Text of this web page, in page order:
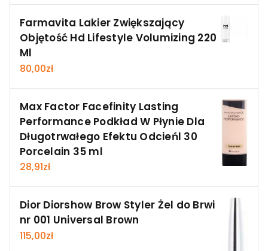
Farmavita Lakier Zwiększający
Objętość Hd Lifestyle Volumizing 220
Ml
80,00zł
Max Factor Facefinity Lasting
Performance Podkład W Płynie Dla
Długotrwałego Efektu Odcieńl 30
Porcelain 35 ml
28,91zł
Dior Diorshow Brow Styler Żel do Brwi
nr 001 Universal Brown
115,00zł